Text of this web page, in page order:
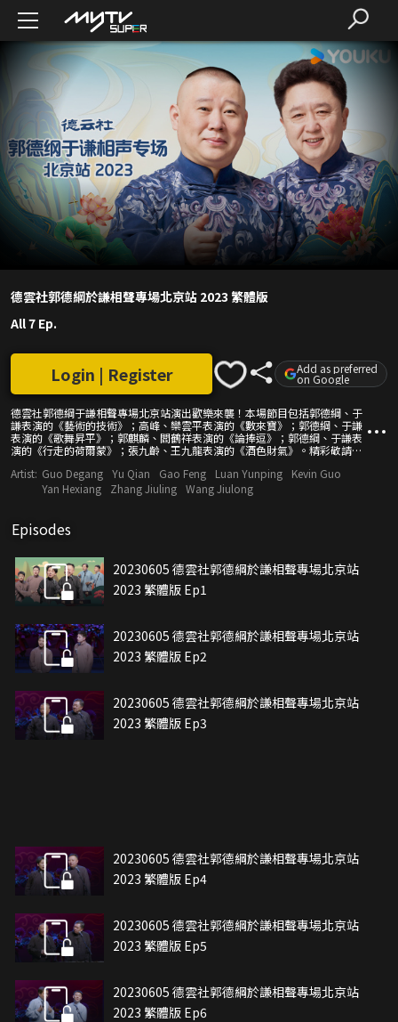
德雲社郭德綱於謙相聲專場北京站 2023 繁體版
All 7 Ep.
德雲社郭德綱于謙相聲專場北京站演出歡樂來襲！本場節目包括郭德綱、于
謙表演的《藝術的技術》；高峰、欒雲平表演的《數來寶》；郭德綱、于謙
表演的《歌舞昇平》；郭麒麟、閻鶴祥表演的《論捧逗》；郭德綱、于謙表
演的《行走的荷爾蒙》；張九齡、王九龍表演的《酒色財氣》。精彩敬請期
Login | Register Add as preferred
on Google
Artist: Guo Degang Yu Qian Gao Feng Luan Yunping
Kevin Guo
Yan Hexiang
Zhang Jiuling Wang Jiulong
Episodes
20230605 德雲社郭德綱於謙相聲專場北京站
2023 繁體版 Ep1
20230605 德雲社郭德綱於謙相聲專場北京站
2023 繁體版 Ep2
20230605 德雲社郭德綱於謙相聲專場北京站
2023 繁體版 Ep3
20230605 德雲社郭德綱於謙相聲專場北京站
2023 繁體版 Ep4
20230605 德雲社郭德綱於謙相聲專場北京站
2023 繁體版 Ep5
20230605 德雲社郭德綱於謙相聲專場北京站
2023 繁體版 Ep6